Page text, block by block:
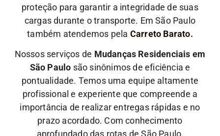
proteção para garantir a integridade de suas
cargas durante o transporte. Em São Paulo
também atendemos pela Carreto Barato.
Nossos serviços de Mudanças Residenciais em
São Paulo são sinônimos de eficiência e
pontualidade. Temos uma equipe altamente
profissional e experiente que compreende a
importância de realizar entregas rápidas e no
prazo acordado. Com conhecimento